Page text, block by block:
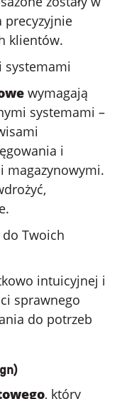
precyzyjnie
klientów.
systemami
wymagają
systemami –
i
magazynowymi.
Twoich
intuicyjnej i
sprawnego
do potrzeb
, który